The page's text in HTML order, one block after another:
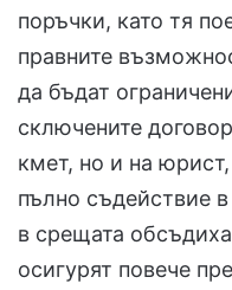
поръчки, като тя
правните
да бъдат
сключените
кмет, но и на
пълно съдействие
в срещата
осигурят повече